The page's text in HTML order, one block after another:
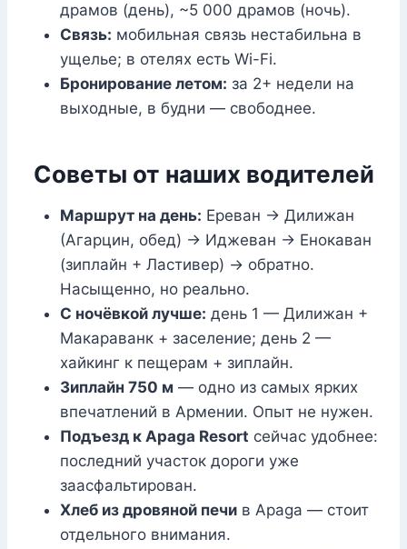
драмов (день), ~5 000 драмов (ночь).
Связь: мобильная связь нестабильна в
ущелье; в отелях есть Wi-Fi.
Бронирование летом: за 2+ недели на
выходные, в будни — свободнее.
Советы от наших водителей
Маршрут на день: Ереван → Дилижан
(Агарцин, обед) → Иджеван → Енокаван
(зиплайн + Ластивер) → обратно.
Насыщенно, но реально.
С ночёвкой лучше: день 1 — Дилижан +
Макараванк + заселение; день 2 —
хайкинг к пещерам + зиплайн.
Зиплайн 750 м — одно из самых ярких
впечатлений в Армении. Опыт не нужен.
Подъезд к Apaga Resort сейчас удобнее:
последний участок дороги уже
заасфальтирован.
Хлеб из дровяной печи в Apaga — стоит
отдельного внимания.